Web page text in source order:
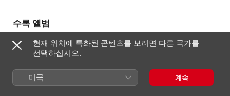
수록 앨범
현재 위치에 특화된 콘텐츠를 보려면 다른 국가를
선택하십시오.
미국 계속